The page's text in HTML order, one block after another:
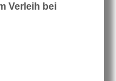
Verleih bei